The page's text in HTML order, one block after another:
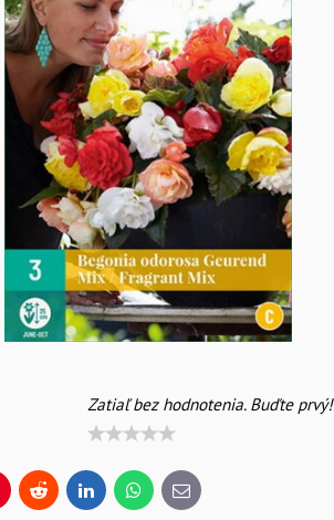
Zatiaľ bez hodnotenia. Buďte prvý!
Reddit LinkedInWhatsApp
E-
mail